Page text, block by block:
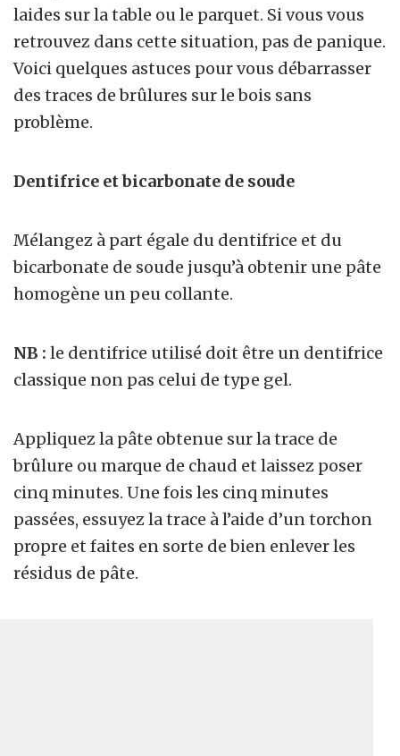
laides sur la table ou le parquet. Si vous vous
retrouvez dans cette situation, pas de panique.
Voici quelques astuces pour vous débarrasser
des traces de brûlures sur le bois sans
problème.
Dentifrice et bicarbonate de soude
Mélangez à part égale du dentifrice et du
bicarbonate de soude jusqu’à obtenir une pâte
homogène un peu collante.
NB : le dentifrice utilisé doit être un dentifrice
classique non pas celui de type gel.
Appliquez la pâte obtenue sur la trace de
brûlure ou marque de chaud et laissez poser
cinq minutes. Une fois les cinq minutes
passées, essuyez la trace à l’aide d’un torchon
propre et faites en sorte de bien enlever les
résidus de pâte.